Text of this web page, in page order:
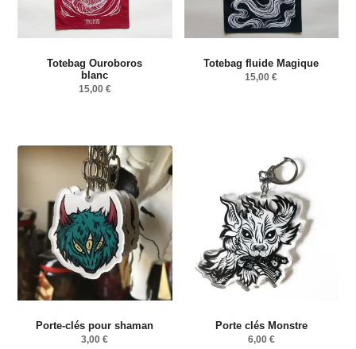
Totebag Ouroboros
blanc
15,00 €
Totebag fluide Magique
15,00€
Porte-clés pour shaman
3,00€
Porte clés Monstre
6,00 €